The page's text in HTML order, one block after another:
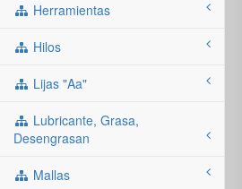
Herramientas
Hilos
Lijas "aa"
Lubricante, Grasa,
Desengrasan
Mallas